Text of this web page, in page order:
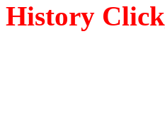
History Click